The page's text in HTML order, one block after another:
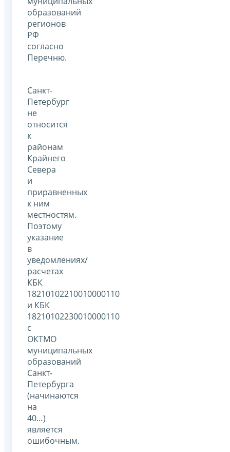
образований
регионов
РФ
согласно
Перечню.
Санкт-
Петербург
не
относится
к
районам
Крайнего
Севера
и
приравненных
к ним
местностям.
Поэтому
указание
в
уведомлениях/
расчетах
КБК
18210102210010000110
и КБК
18210102230010000110
с
ОКТМО
муниципальных
образований
Санкт-
Петербурга
(начинаются
на
40…)
является
ошибочным.